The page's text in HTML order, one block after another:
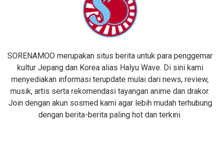
SORENAMOO merupakan situs berita untuk para penggemar
kultur Jepang dan Korea alias Halyu Wave. Di sini kami
menyediakan informasi terupdate mulai dari news, review,
musik, artis serta rekomendasi tayangan anime dan drakor.
Join dengan akun sosmed kami agar lebih mudah terhubung
dengan berita-berita paling hot dan terkini.